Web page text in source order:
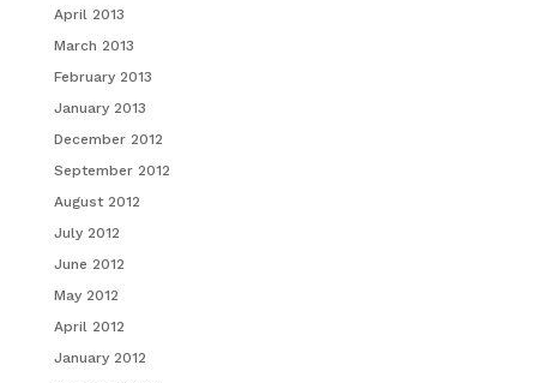
April 2013
March 2013
February 2013
January 2013
December 2012
September 2012
August 2012
July 2012
June 2012
May 2012
April 2012
January 2012